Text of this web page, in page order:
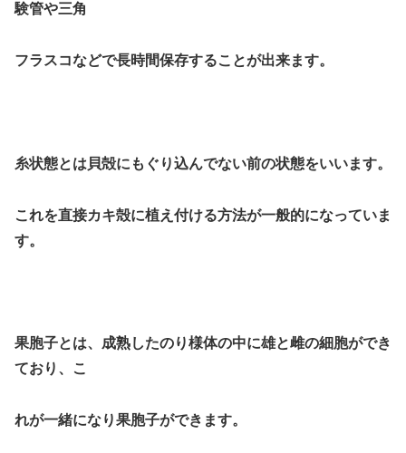
験管や三角
フラスコなどで長時間保存することが出来ます。
糸状態とは貝殻にもぐり込んでない前の状態をいいます。
これを直接カキ殻に植え付ける方法が一般的になっていま
す。
果胞子とは、成熟したのり様体の中に雄と雌の細胞ができ
ており 、 こ
れが一緒になり果胞子ができます。